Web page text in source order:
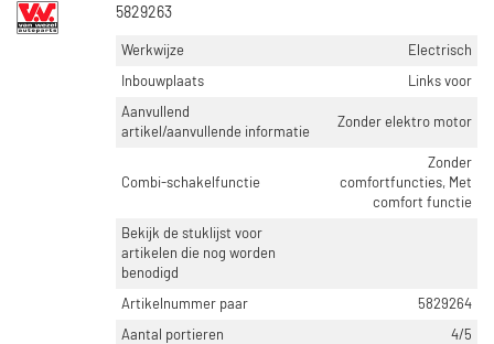
Toon meer
CATEGORIEËN
Raammechanisme (15958)
Glijblok raammechaniek (35)
WERKWIJZE
Electrisch (14161)
Manueel (839)
Elektrisch (592)
5829263
Werkwijze
Electrisch
Inbouwplaats
Links voor
Aanvullend
artikel/aanvullende informatie
Zonder elektro motor
Combi-schakelfunctie
Zonder
comfortfuncties, Met
comfort functie
Bekijk de stuklijst voor
artikelen die nog worden
benodigd
Artikelnummer paar
5829264
Aantal portieren
4/5